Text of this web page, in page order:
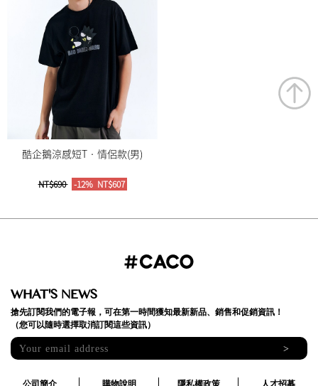
酷企鵝涼感短T‧情侶款(男)
NT$690 -12% NT$607
WHAT'S NEWS
搶先訂閱我們的電子報，可在第一時間獲知最新新品、銷售和促銷資訊！
（您可以隨時選擇取消訂閱這些資訊）
>
公司簡介 購物說明 隱私權政策 人才招募